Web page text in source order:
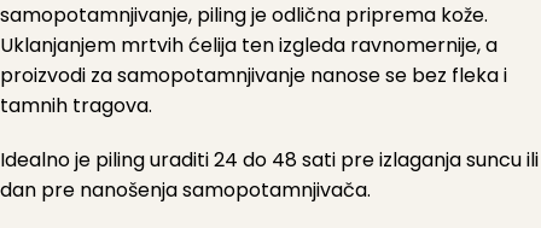
samopotamnjivanje, piling je odlična priprema kože.
Uklanjanjem mrtvih ćelija ten izgleda ravnomernije, a
proizvodi za samopotamnjivanje nanose se bez fleka i
tamnih tragova.
Idealno je piling uraditi 24 do 48 sati pre izlaganja suncu ili
dan pre nanošenja samopotamnjivača.